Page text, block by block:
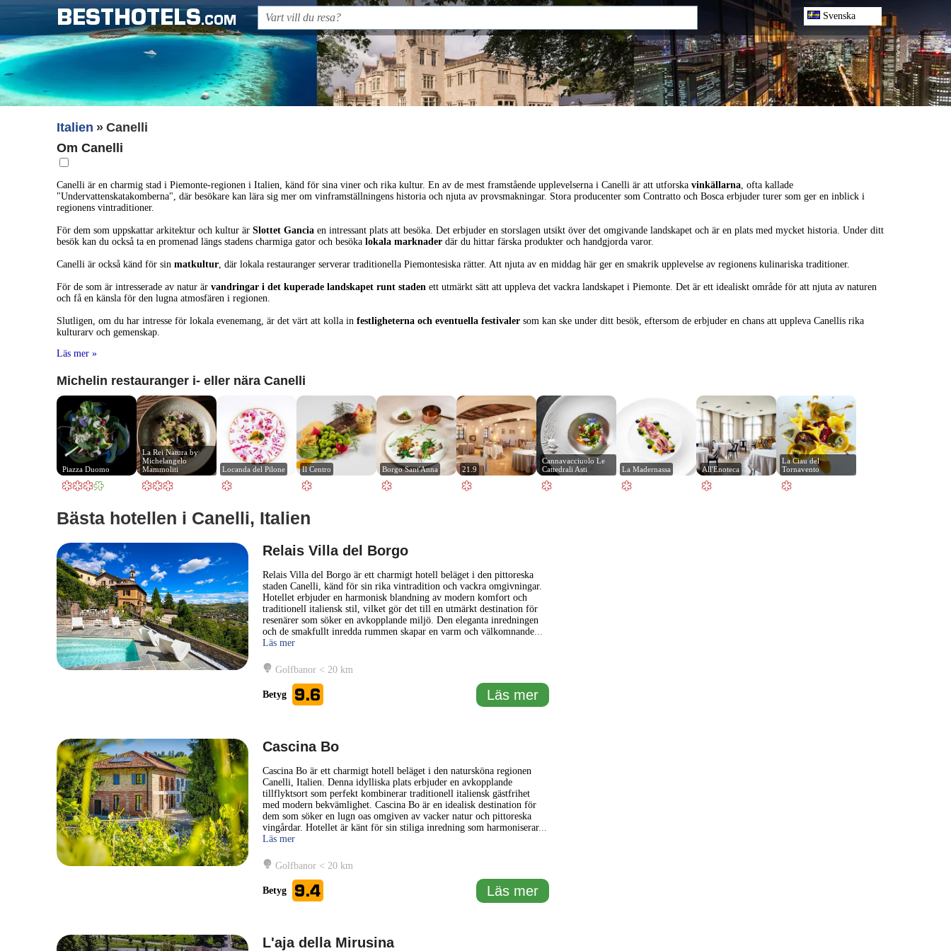
BESTHOTELS.COM Svenska
Italien
Canelli
Om Canelli
Canelli är en charmig stad i Piemonte-regionen i Italien, känd för sina viner och rika kultur. En av de mest framstående upplevelserna i Canelli är att utforskavinkällarna, ofta kallade
"Undervattenskatakomberna", där besökare kan lära sig mer om vinframställningens historia och njuta av provsmakningar. Stora producenter som Contratto och Bosca erbjuder turer som ger en inblick i
regionens vintraditioner.
För dem som uppskattar arkitektur och kultur ärSlottet Gancia en intressant plats att besöka. Det erbjuder en storslagen utsikt över det omgivande landskapet och är en plats med mycket historia. Under ditt
besök kan du också ta en promenad längs stadens charmiga gator och besökalokala marknader där du hittar färska produkter och handgjorda varor.
Canelli är också känd för sinmatkultur, där lokala restauranger serverar traditionella Piemontesiska rätter. Att njuta av en middag här ger en smakrik upplevelse av regionens kulinariska traditioner.
För de som är intresserade av natur ärvandringar i det kuperade landskapet runt staden ett utmärkt sätt att uppleva det vackra landskapet i Piemonte. Det är ett idealiskt område för att njuta av naturen
och få en känsla för den lugna atmosfären i regionen.
Slutligen, om du har intresse för lokala evenemang, är det värt att kolla infestligheterna och eventuella festivaler som kan ske under ditt besök, eftersom de erbjuder en chans att uppleva Canellis rika
kulturarv och gemenskap.
Läs mer »
Michelin restauranger i- eller nära Canelli
Piazza Duomo
La Rei Natura by
Michelangelo
Mammoliti
Locanda del Pilone Il Centro Borgo Sant'Anna 21.9
Cannavacciuolo Le
Cattedrali Asti
La Madernassa All'Enoteca
La Ciau del
Tornavento
Bästa hotellen i Canelli, Italien
Relais Villa del Borgo
Relais Villa del Borgo är ett charmigt hotell beläget i den pittoreska
staden Canelli, känd för sin rika vintradition och vackra omgivningar.
Hotellet erbjuder en harmonisk blandning av modern komfort och
traditionell italiensk stil, vilket gör det till en utmärkt destination för
resenärer som söker en avkopplande miljö. Den eleganta inredningen
och de smakfullt inredda rummen skapar en varm och välkomnande...
Läs mer
Golfbanor < 20 km
Betyg 9.6 Läs mer
Cascina Bo
Cascina Bo är ett charmigt hotell beläget i den natursköna regionen
Canelli, Italien. Denna idylliska plats erbjuder en avkopplande
tillflyktsort som perfekt kombinerar traditionell italiensk gästfrihet
med modern bekvämlighet. Cascina Bo är en idealisk destination för
dem som söker en lugn oas omgiven av vacker natur och pittoreska
vingårdar. Hotellet är känt för sin stiliga inredning som harmoniserar...
Läs mer
Golfbanor < 20 km
Betyg 9.4 Läs mer
L'aja della Mirusina